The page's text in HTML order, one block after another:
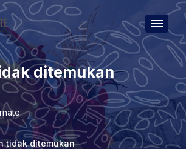
ditemukan
tidak ditemukan